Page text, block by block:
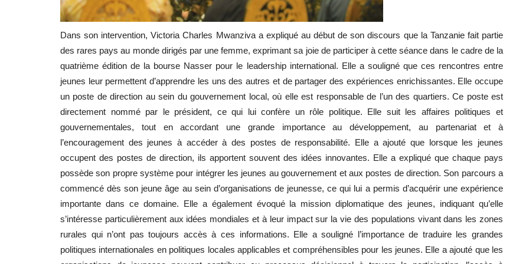
Dans son intervention, Victoria Charles Mwanziva a expliqué au début de son discours que la Tanzanie fait partie
des rares pays au monde dirigés par une femme, exprimant sa joie de participer à cette séance dans le cadre de la
quatrième édition de la bourse Nasser pour le leadership international. Elle a souligné que ces rencontres entre
jeunes leur permettent d’apprendre les uns des autres et de partager des expériences enrichissantes. Elle occupe
un poste de direction au sein du gouvernement local, où elle est responsable de l’un des quartiers. Ce poste est
directement nommé par le président, ce qui lui confère un rôle politique. Elle suit les affaires politiques et
gouvernementales, tout en accordant une grande importance au développement, au partenariat et à
l’encouragement des jeunes à accéder à des postes de responsabilité. Elle a ajouté que lorsque les jeunes
occupent des postes de direction, ils apportent souvent des idées innovantes. Elle a expliqué que chaque pays
possède son propre système pour intégrer les jeunes au gouvernement et aux postes de direction. Son parcours a
commencé dès son jeune âge au sein d’organisations de jeunesse, ce qui lui a permis d’acquérir une expérience
importante dans ce domaine. Elle a également évoqué la mission diplomatique des jeunes, indiquant qu’elle
s’intéresse particulièrement aux idées mondiales et à leur impact sur la vie des populations vivant dans les zones
rurales qui n’ont pas toujours accès à ces informations. Elle a souligné l’importance de traduire les grandes
politiques internationales en politiques locales applicables et compréhensibles pour les jeunes. Elle a ajouté que les